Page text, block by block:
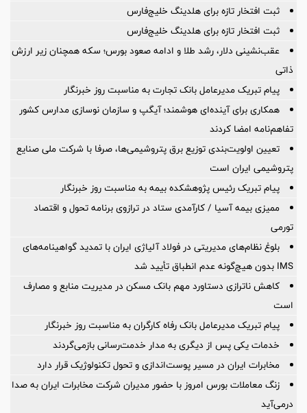
ثبت افتخار تازه برای هلدینگ خلیج‌فارس
ثبت افتخار تازه برای هلدینگ خلیج‌فارس
عقب‌نشینی دلار، رشد طلا و ادامه صعود بورس؛ سکه همچنان زیر ارزش
ذاتی
پیام تبریک مدیرعامل بانک تجارت به مناسبت روز خبرنگار
همکاری برای آینده‌ای هوشمند؛ آیگپ و سازمان نوسازی مدارس کشور
تفاهم‌نامه امضا کردند
تعیین اولویت‌بندی توزیع برق پتروشیمی‌ها، صرفا با شرکت ملی صنایع
پتروشیمی ایران است
پیام تبریک رئیس پژوهشکده بیمه به مناسبت روز خبرنگار
ممیزی بیمه آسیا / کارآمدی ستاد در ترازوی برنامه تحول و اقتصاد
تورمی
بلوغ نظام‌های مدیریتی در فولاد آلیاژی ایران با تمدید گواهینامه‌های
IMS بدون هیچ‌گونه عدم انطباق تأیید شد
کاهش ناترازی دستاورد مهم بانک مسکن در مدیریت منابع و مصارف
است
پیام تبریک مدیرعامل بانک رفاه کارگران به مناسبت روز خبرنگار
خدمات یکی پس از دیگری به مدار خدمت‌رسانی بازمی‌گردند
مخابرات ایران در مسیر پوست‌اندازی و تحول تکنولوژیک قرار دارد
زنگ معاملات بورس امروز با حضور مدیران شرکت مخابرات ایران به صدا
درمی‌آید